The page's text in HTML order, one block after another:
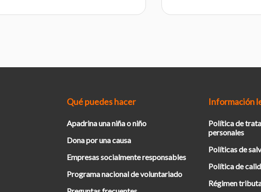
Qué puedes hacer
Apadrina una niña o niño
Dona por una causa
Empresas socialmente responsables
Programa nacional de voluntariado
Información
Política de
personales
Políticas de
Política de
Régimen